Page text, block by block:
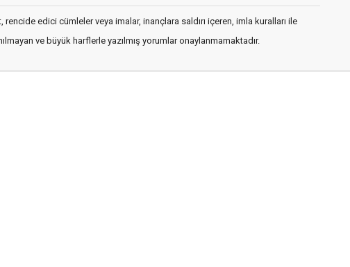
rencide edici cümleler veya imalar, inançlara saldırı içeren, imla kuralları ile
ve büyük harflerle yazılmış yorumlar onaylanmamaktadır.